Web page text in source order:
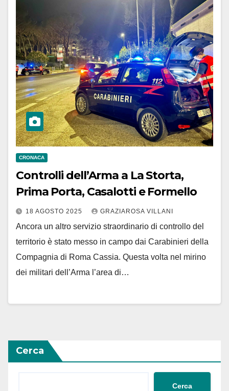
CRONACA
Controlli dell’Arma a La Storta,
Prima Porta, Casalotti e Formello
18 AGOSTO 2025 GRAZIAROSA VILLANI
Ancora un altro servizio straordinario di controllo del
territorio è stato messo in campo dai Carabinieri della
Compagnia di Roma Cassia. Questa volta nel mirino
dei militari dell’Arma l’area di…
Cerca
Cerca